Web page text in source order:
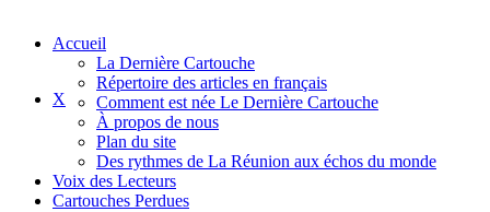
X
Accueil
La Dernière Cartouche
Répertoire des articles en français
Comment est née Le Dernière Cartouche
À propos de nous
Plan du site
Des rythmes de La Réunion aux échos du monde
Voix des Lecteurs
Cartouches Perdues